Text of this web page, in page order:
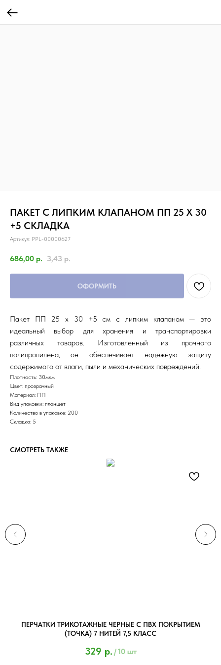
ПАКЕТ С ЛИПКИМ КЛАПАНОМ ПП 25 Х 30
+5 СКЛАДКА
Артикул: PPL-00000627
686,00 р. 3,43 р.
ОФОРМИТЬ
Пакет ПП 25 х 30 +5 см с липким клапаном — это
идеальный выбор для хранения и транспортировки
различных товаров. Изготовленный из прочного
полипропилена, он обеспечивает надежную защиту
содержимого от влаги, пыли и механических повреждений.
Плотность: 30мкм
Цвет: прозрачный
Материал: ПП
Вид упаковки: планшет
Количество в упаковке: 200
Складка: 5
СМОТРЕТЬ ТАКЖЕ
ПЕРЧАТКИ ТРИКОТАЖНЫЕ ЧЕРНЫЕ С ПВХ ПОКРЫТИЕМ
(ТОЧКА) 7 НИТЕЙ 7,5 КЛАСС
329 р. /10 шт